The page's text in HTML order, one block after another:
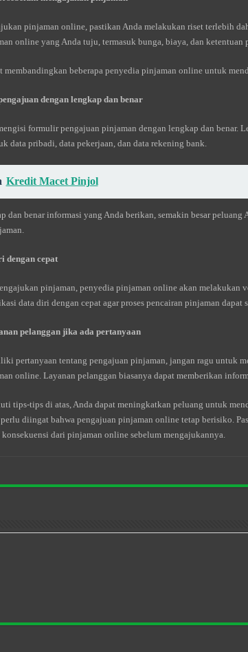
pinjaman online, pastikan Anda melakukan riset terlebih
online yang Anda tuju, termasuk bunga, biaya, dan ketentuan
membandingkan beberapa penyedia pinjaman online untuk
dengan lengkap dan benar
formulir pengajuan pinjaman dengan lengkap dan benar.
data pribadi, data pekerjaan, dan data rekening bank.
Kredit Macet Pinjol
dan benar informasi yang Anda berikan, semakin besar peluang
dengan cepat
pinjaman, penyedia pinjaman online akan melakukan
data diri dengan cepat agar proses pencairan pinjaman dapat
pelanggan jika ada pertanyaan
pertanyaan tentang pengajuan pinjaman, jangan ragu untuk
online. Layanan pelanggan biasanya dapat memberikan
tips-tips di atas, Anda dapat meningkatkan peluang untuk
diingat bahwa pengajuan pinjaman online tetap berisiko.
konsekuensi dari pinjaman online sebelum mengajukannya.